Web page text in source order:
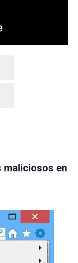
maliciosos en